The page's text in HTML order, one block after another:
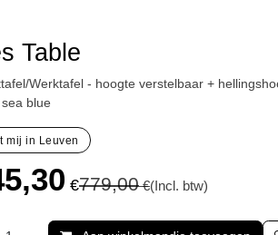
Table
Werktafel - hoogte verstelbaar +
/ kleur sea blue
mij in Leuven
€779,00€(Incl. btw)